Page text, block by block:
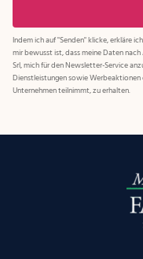
Indem ich auf "Senden" klicke, erkläre
mir bewusst ist, dass meine Daten
Srl, mich für den Newsletter-Service
Dienstleistungen sowie Werbeaktionen
Unternehmen teilnimmt, zu erhalten.